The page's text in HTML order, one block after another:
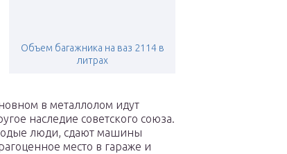
Объем багажника на ваз 2114 в
литрах
в металлолом идут
наследие советского союза.
люди, сдают машины
место в гараже и